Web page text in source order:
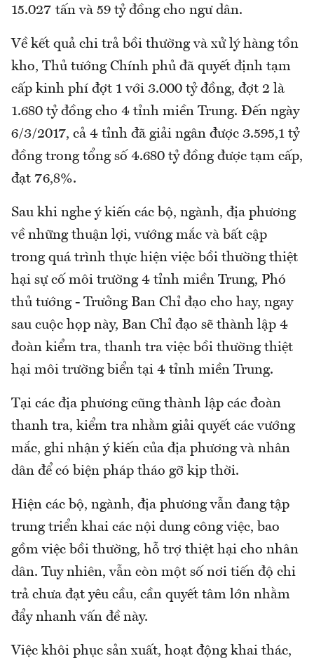
15.027 tấn và 59 tỷ đồng cho ngư dân.
Về kết quả chi trả bồi thường và xử lý hàng tồn
kho, Thủ tướng Chính phủ đã quyết định tạm
cấp kinh phí đợt 1 với 3.000 tỷ đồng, đợt 2 là
1.680 tỷ đồng cho 4 tỉnh miền Trung. Đến ngày
6/3/2017, cả 4 tỉnh đã giải ngân được 3.595,1 tỷ
đồng trong tổng số 4.680 tỷ đồng được tạm cấp,
đạt 76,8%.
Sau khi nghe ý kiến các bộ, ngành, địa phương
về những thuận lợi, vướng mắc và bất cập
trong quá trình thực hiện việc bồi thường thiệt
hại sự cố môi trường 4 tỉnh miền Trung, Phó
thủ tướng - Trưởng Ban Chỉ đạo cho hay, ngay
sau cuộc họp này, Ban Chỉ đạo sẽ thành lập 4
đoàn kiểm tra, thanh tra việc bồi thường thiệt
hại môi trường biển tại 4 tỉnh miền Trung.
Tại các địa phương cũng thành lập các đoàn
thanh tra, kiểm tra nhằm giải quyết các vướng
mắc, ghi nhận ý kiến của địa phương và nhân
dân để có biện pháp tháo gỡ kịp thời.
Hiện các bộ, ngành, địa phương vẫn đang tập
trung triển khai các nội dung công việc, bao
gồm việc bồi thường, hỗ trợ thiệt hại cho nhân
dân. Tuy nhiên, vẫn còn một số nơi tiến độ chi
trả chưa đạt yêu cầu, cần quyết tâm lớn nhằm
đẩy nhanh vấn đề này.
Việc khôi phục sản xuất, hoạt động khai thác,